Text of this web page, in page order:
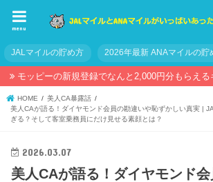
menu
JALマイルの貯め方 2026年最新 ANAマイルの貯
モッピーの新規登録でなんと2,000円分もらえる
HOME
美人CA暴露話
美人CAが語る！ダイヤモンド会員の勘違いや恥ずかしい真実 |
ぎる？そして客室乗務員にだけ見せる素顔とは？
2026.03.07
美人CAが語る！ダイヤモンド